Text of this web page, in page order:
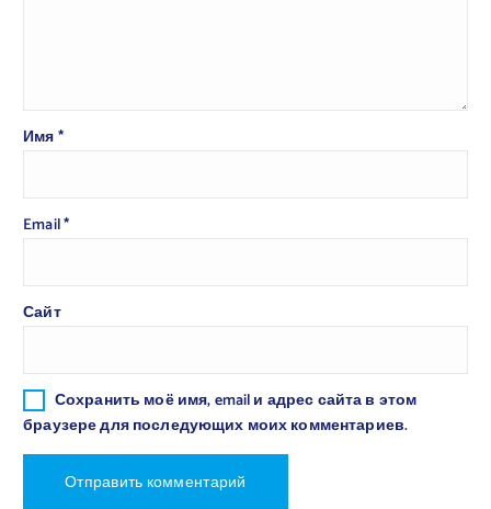
Имя*
Email*
Сайт
Сохранить моё имя, email и адрес сайта в этом
браузере для последующих моих комментариев.